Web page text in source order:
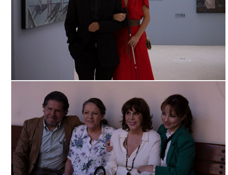
NADA QUE VER, ARCHIVO DDCM